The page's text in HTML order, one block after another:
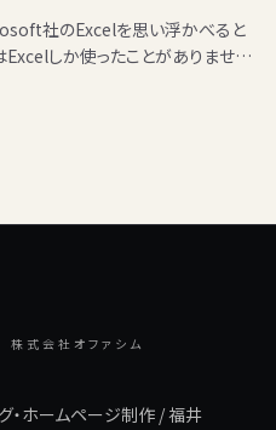
社のExcelを思い浮かべると
株式会社オファシム
・ホームページ制作 / 福井